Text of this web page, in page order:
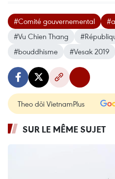
#Comité gouvernemental
#Vu Chien Thang
#bouddhisme
#Vesak 2019
Theo dõi VietnamPlus
SUR LE MÊME SUJET